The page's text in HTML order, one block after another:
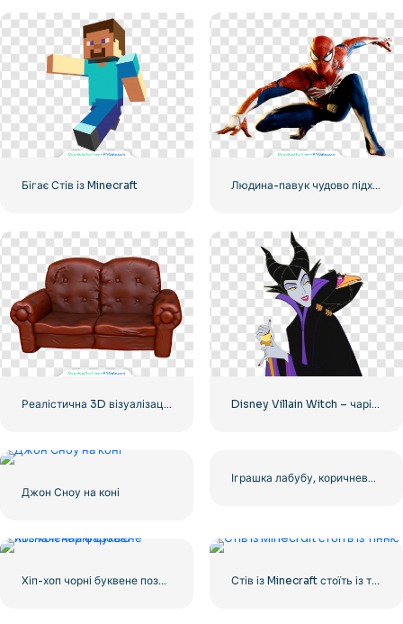
Бігає Стів із Minecraft Людина-павук чудово підходить
Реалістична 3D візуалізація дивана Бівіса та Батхеда – старого шкіряного дивана – безкоштовно завантажити у форматі PNG Disney Villain Witch – чарівний дизайн персонажів для ваших проектів, безкоштовно завантажити PNG
Джон Сноу на коні
Іграшка лабубу, коричнева пухнаста фігурка з вушками кролика, безкоштовний PNG
Хіп-хоп чорні буквене позначення фарбою Стів із Minecraft стоїть із тінню